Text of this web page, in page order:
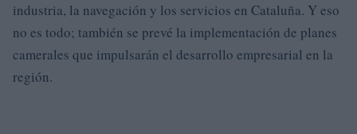
industria, la navegación y los servicios en Cataluña. Y eso
no es todo; también se prevé la implementación de planes
camerales que impulsarán el desarrollo empresarial en la
región.